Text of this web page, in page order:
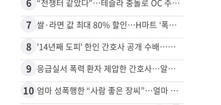
“전쟁터 같았다”…테슬라 충돌로 OC 주택 4채 파손
7 쌀·라면 값 최대 80% 할인…H마트 ‘폭탄 세일’
8 '14년째 도피' 한인 간호사 공개 수배…메디케어 사기 유죄
9 응급실서 폭력 환자 제압한 간호사…알고 보니
10 엄마 성폭행한 “사람 좋은 장씨”…얼마 뒤 딸 배도 불러왔다